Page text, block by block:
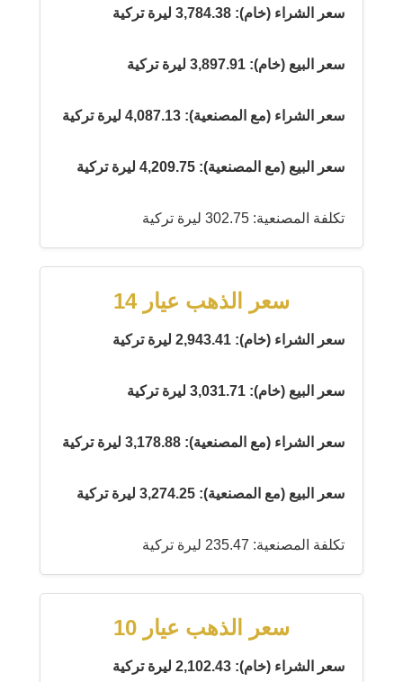
سعر الشراء (خام): 3,784.38 ليرة تركية
سعر البيع (خام): 3,897.91 ليرة تركية
سعر الشراء (مع المصنعية): 4,087.13 ليرة تركية
سعر البيع (مع المصنعية): 4,209.75 ليرة تركية
تكلفة المصنعية: 302.75 ليرة تركية
سعر الذهب عيار 14
سعر الشراء (خام): 2,943.41 ليرة تركية
سعر البيع (خام): 3,031.71 ليرة تركية
سعر الشراء (مع المصنعية): 3,178.88 ليرة تركية
سعر البيع (مع المصنعية): 3,274.25 ليرة تركية
تكلفة المصنعية: 235.47 ليرة تركية
سعر الذهب عيار 10
سعر الشراء (خام): 2,102.43 ليرة تركية